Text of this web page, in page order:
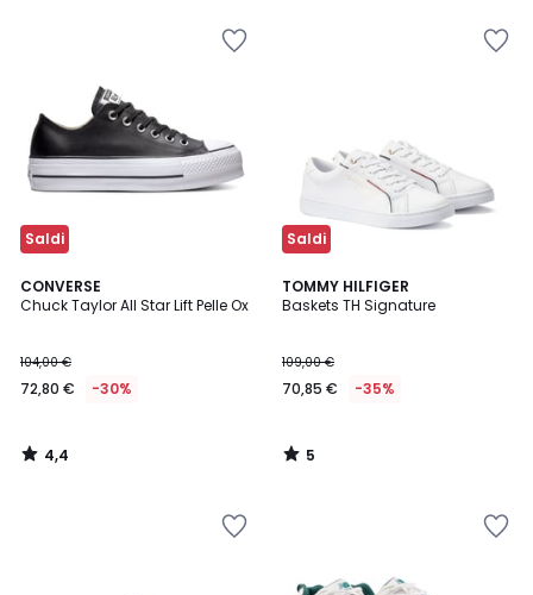
Saldi
CONVERSE
Chuck Taylor All Star Lift Pelle Ox
104,00 €
72,80 € -30%
4,4
/ 5
4,4
/
Saldi
TOMMY HILFIGER
Baskets TH Signature
109,00 €
70,85 € -35%
5
/
5
/